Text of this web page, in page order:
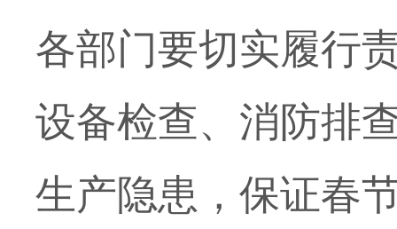
各部门要切实履行
设备检查、消防排
生产隐患，保证春